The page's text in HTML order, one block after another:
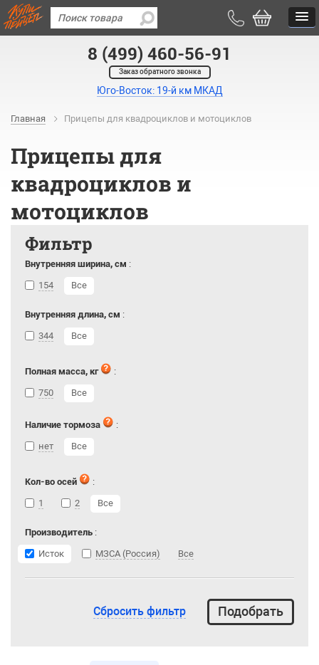
8 (499) 460-56-91
Заказ обратного звонка
Юго-Восток: 19-й км МКАД
Главная Прицепы для квадроциклов и мотоциклов
Прицепы для
квадроциклов и
мотоциклов
Фильтр
Внутренняя ширина, см :
154
Все
Внутренняя длина, см :
344
Все
Полная масса, кг
:
750
Все
Наличие тормоза
:
нет
Все
Кол-во осей
:
1
2 Все
Производитель :
Исток
МЗСА (Россия) Все
Сбросить фильтр